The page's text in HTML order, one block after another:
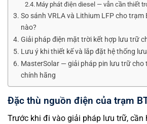
Máy phát điện diesel — vẫn cần thiết
So sánh VRLA và Lithium LFP cho trạm
nào?
Giải pháp điện mặt trời kết hợp lưu trữ
Lưu ý khi thiết kế và lắp đặt hệ thống
MasterSolar — giải pháp pin lưu trữ cho
chính hãng
Đặc thù nguồn điện của trạm
Trước khi đi vào giải pháp lưu trữ, cần